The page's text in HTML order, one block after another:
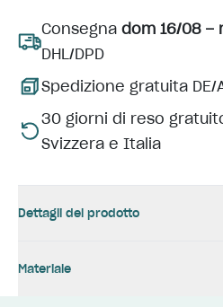
Consegna dom 16/08 –
DHL/DPD
Spedizione gratuita DE/
30 giorni di reso
Svizzera e Italia
Dettagli del prodotto
Materiale